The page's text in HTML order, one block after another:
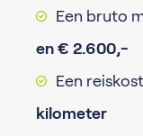
Een bruto
en € 2.600,-
Een
kilometer